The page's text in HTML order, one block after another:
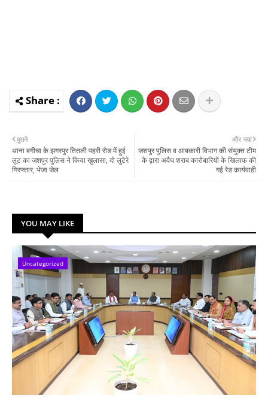
और नया
जशपुर पुलिस व आबकारी विभाग की संयुक्त टीम
के द्वारा अवैध शराब कारोबारियों के खिलाफ की
गई रेड कार्यवाही
पुराने
थाना बगीचा के झगरपुर तितली पहरी रोड में हुई
लूट का जशपुर पुलिस ने किया खुलासा, दो लुटेरे
गिरफ्तार, भेजा जेल
YOU MAY LIKE
Uncategorized